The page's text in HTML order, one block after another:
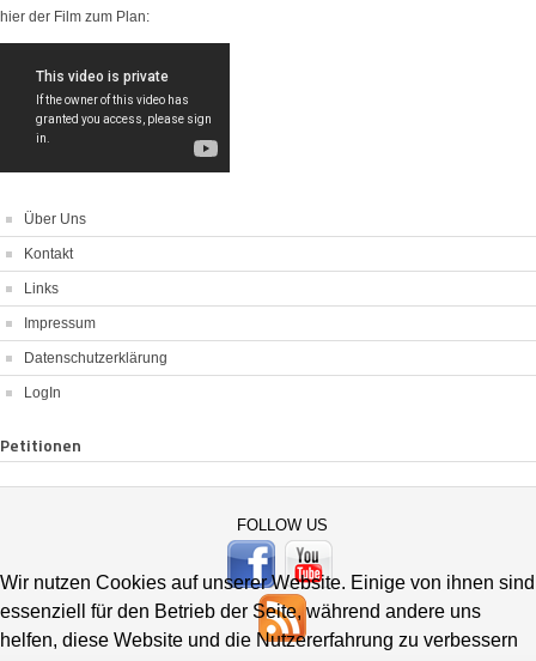
hier der Film zum Plan:
Über Uns
Kontakt
Links
Impressum
Datenschutzerklärung
LogIn
Petitionen
FOLLOW US
Wir nutzen Cookies auf unserer Website. Einige von ihnen sind
essenziell für den Betrieb der Seite, während andere uns
helfen, diese Website und die Nutzererfahrung zu verbessern